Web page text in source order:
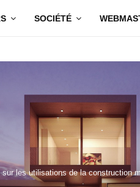
SOCIÉTÉ
sur les utilisations de la construction